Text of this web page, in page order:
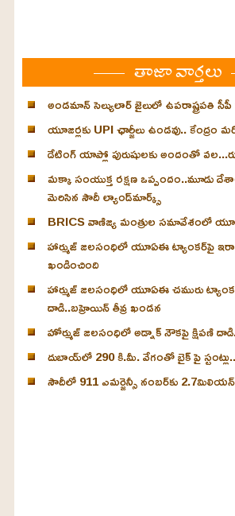
తాజా వార్తలు
అండమాన్ సెల్యులార్ జైలులో ఉపరాష్ట్రపతి సీపీ
యూజర్లకు UPI ఛార్జీలు ఉండవు.. కేంద్రం
డేటింగ్ యాప్లో పురుషులకు అందంతో
మక్కా సంయుక్త రక్షణ ఒప్పందం..మూడు
మెరిసిన సౌదీ ల్యాండ్‌మార్క్స్
BRICS వాణిజ్య మంత్రుల సమావేశంలో
హార్ముజ్ జలసంధిలో యూఏఈ ట్యాంకర్‌పై
ఖండించింది
హార్ముజ్ జలసంధిలో యూఏఈ చమురు
దాడి..బహ్రెయిన్ తీవ్ర ఖండన
హోర్ముజ్ జలసంధిలో అడ్నాక్ నౌకపై క్షిపణి
దుబాయ్‌లో 290 కి.మీ. వేగంతో బైక్‌ పై
సౌదీలో 911 ఎమర్జెన్సీ నంబర్‌కు